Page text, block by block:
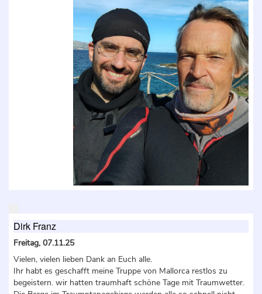
Dirk Franz
Freitag, 07.11.25
Vielen, vielen lieben Dank an Euch alle.
Ihr habt es geschafft meine Truppe von Mallorca restlos zu
begeistern. wir hatten traumhaft schöne Tage mit Traumwetter.